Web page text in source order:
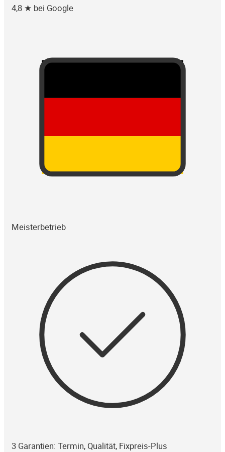
4,8 ★ bei Google
Meisterbetrieb
3 Garantien: Termin, Qualität, Fixpreis-Plus